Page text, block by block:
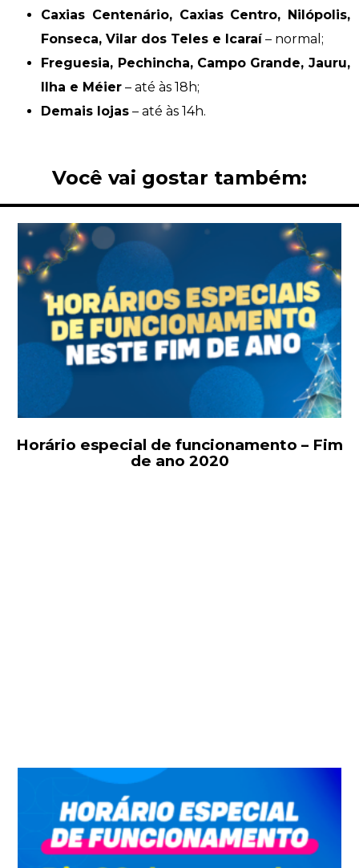
Caxias Centenário, Caxias Centro, Nilópolis,
Fonseca, Vilar dos Teles e Icaraí– normal;
Freguesia, Pechincha, Campo Grande, Jauru,
Ilha e Méier – até às 18h;
Demais lojas – até às 14h.
Você vai gostar também:
Horário especial de funcionamento – Fim
de ano 2020